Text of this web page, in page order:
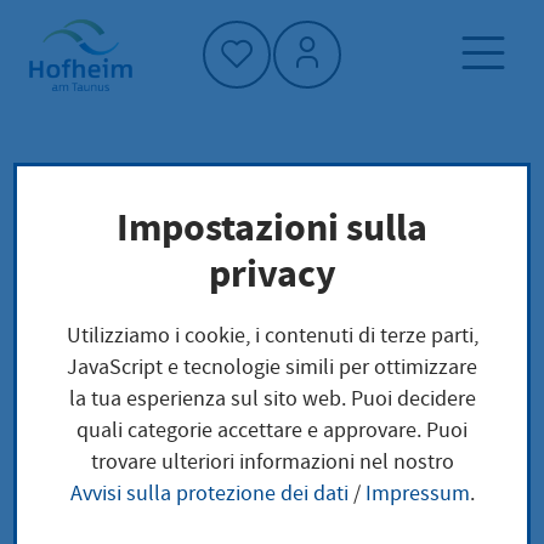
Home"
Pagina iniziale
Trova servizi
Struttura amministrativa
Friedhöfe
Friedhöfe
Anschrift
Impostazioni sulla
privacy
Utilizziamo i cookie, i contenuti di terze parti,
JavaScript e tecnologie simili per ottimizzare
la tua esperienza sul sito web. Puoi decidere
quali categorie accettare e approvare. Puoi
trovare ulteriori informazioni nel nostro
Avvisi sulla protezione dei dati/ Impressum.